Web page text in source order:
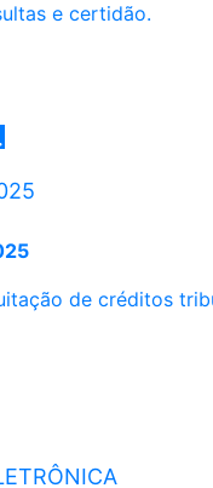
e certidão.
de créditos